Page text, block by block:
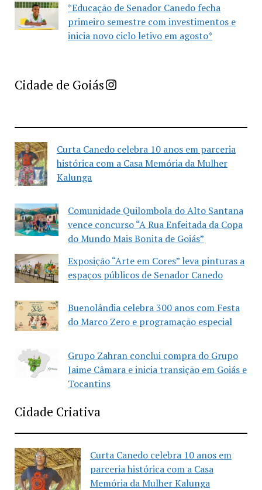
*Educação de Senador Canedo fecha
primeiro semestre com investimentos e
inicia novo ciclo letivo em agosto*
Cidade de GoiásImprensa Criativa da Cidade de Goiás
Curta Canedo celebra 10 anos em parceria
histórica com a Casa Memória da Mulher
Kalunga
Comunidade Quilombola do Alto Santana
vence concurso “A Rua Enfeitada da Copa
do Mundo Mais Bonita de Goiás”
Exposição “Arte em Cores” leva pinturas a
espaços públicos de Senador Canedo
Buenolândia celebra 300 anos com Festa
do Marco Zero e programação especial
Grupo Zahran conclui compra do Grupo
Jaime Câmara e inicia transição em Goiás e
Tocantins
Cidade Criativa
Curta Canedo celebra 10 anos em
parceria histórica com a Casa
Memória da Mulher Kalunga